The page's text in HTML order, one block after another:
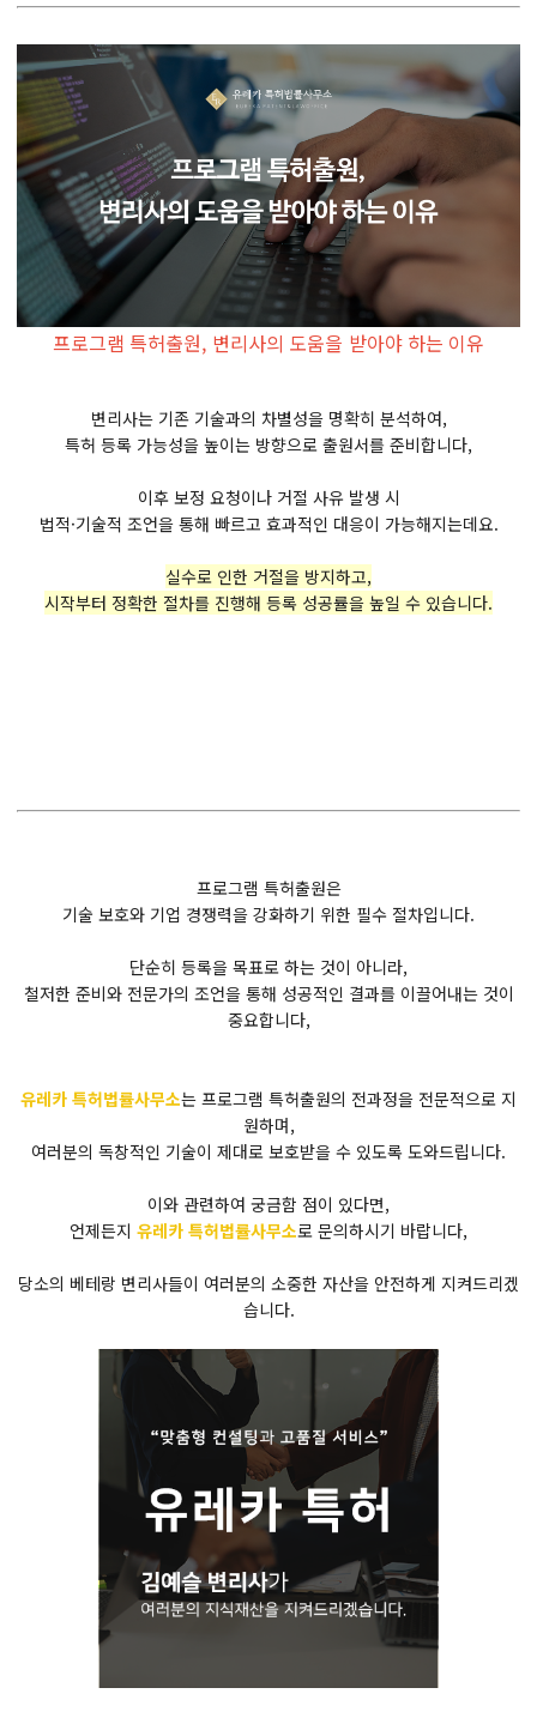
프로그램 특허출원, 변리사의 도움을 받아야 하는 이유
변리사는 기존 기술과의 차별성을 명확히 분석하여,
특허 등록 가능성을 높이는 방향으로 출원서를 준비합니다,
이후 보정 요청이나 거절 사유 발생 시
법적·기술적 조언을 통해 빠르고 효과적인 대응이 가능해지는데요.
실수로 인한 거절을 방지하고,
시작부터 정확한 절차를 진행해 등록 성공률을 높일 수 있습니다.
프로그램 특허출원은
기술 보호와 기업 경쟁력을 강화하기 위한 필수 절차입니다.
단순히 등록을 목표로 하는 것이 아니라,
철저한 준비와 전문가의 조언을 통해 성공적인 결과를 이끌어내는 것이
중요합니다,
유레카 특허법률사무소는 프로그램 특허출원의 전과정을 전문적으로 지
원하며,
여러분의 독창적인 기술이 제대로 보호받을 수 있도록 도와드립니다.
이와 관련하여 궁금함 점이 있다면,
언제든지 유레카 특허법률사무소로 문의하시기 바랍니다,
당소의 베테랑 변리사들이 여러분의 소중한 자산을 안전하게 지켜드리겠
습니다.